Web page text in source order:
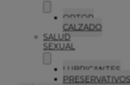
ORTOP
CALZADO
SALUD
SEXUAL
LUBRICANTES